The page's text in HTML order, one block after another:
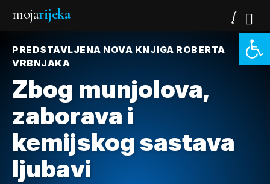
mojarijeka
PREDSTAVLJENA NOVA KNJIGA ROBERTA
VRBNJAKA
Zbog munjolova,
zaborava i
kemijskog sastava
ljubavi